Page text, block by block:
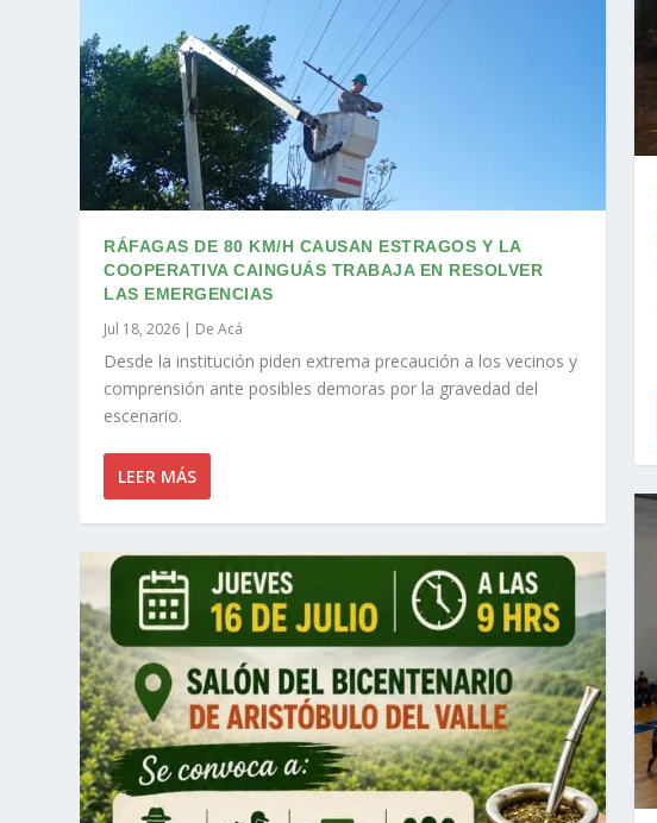
RÁFAGAS DE 80 KM/H CAUSAN ESTRAGOS Y LA
COOPERATIVA CAINGUÁS TRABAJA EN RESOLVER
LAS EMERGENCIAS
Jul 18, 2026 | De Acá
Desde la institución piden extrema precaución a los vecinos y
comprensión ante posibles demoras por la gravedad del
escenario.
LEER MÁS